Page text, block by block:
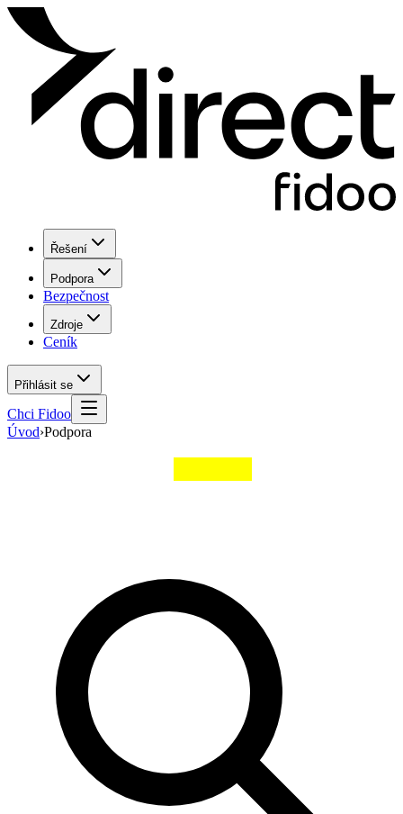
Řešení
Podpora
Bezpečnost
Zdroje
Ceník
Přihlásit se
Chci Fidoo
Úvod›Podpora